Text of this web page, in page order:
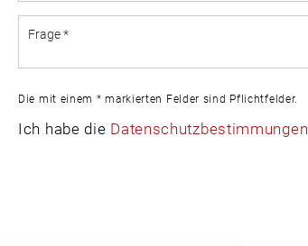
Die mit einem * markierten Felder sind Pflichtfelder.
Ich habe die Datenschutzbestimmungen